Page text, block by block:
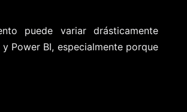
puede variar drásticamente
y Power BI, especialmente porque